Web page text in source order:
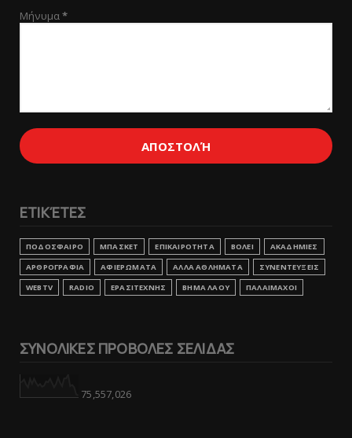
Μήνυμα*
ΕΤΙΚΈΤΕΣ
ΠΟΔΟΣΦΑΙΡΟ ΜΠΑΣΚΕΤ ΕΠΙΚΑΙΡΟΤΗΤΑ ΒΟΛΕΙ
ΑΚΑΔΗΜΙΕΣ
ΑΡΘΡΟΓΡΑΦΙΑ
ΑΦΙΕΡΩΜΑΤΑ ΑΛΛΑ ΑΘΛΗΜΑΤΑ
ΣΥΝΕΝΤΕΥΞΕΙΣ
WEBTV
RADIO ΕΡΑΣΙΤΕΧΝΗΣ ΒΗΜΑ ΛΑΟΥ ΠΑΛΑΙΜΑΧΟΙ
ΣΥΝΟΛΙΚΕΣ ΠΡΟΒΟΛΕΣ ΣΕΛΙΔΑΣ
75,557,026